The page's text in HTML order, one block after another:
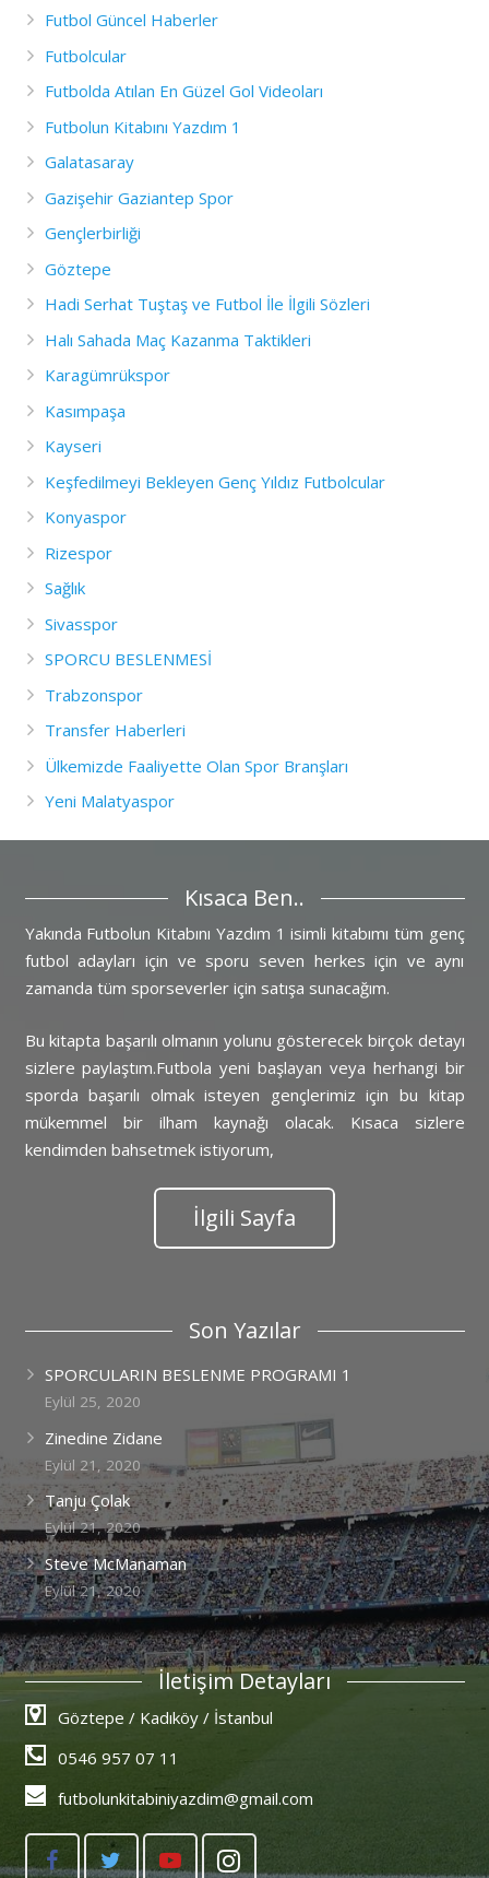
Futbol Güncel Haberler
Futbolcular
Futbolda Atılan En Güzel Gol Videoları
Futbolun Kitabını Yazdım 1
Galatasaray
Gazişehir Gaziantep Spor
Gençlerbirliği
Göztepe
Hadi Serhat Tuştaş ve Futbol İle İlgili Sözleri
Halı Sahada Maç Kazanma Taktikleri
Karagümrükspor
Kasımpaşa
Kayseri
Keşfedilmeyi Bekleyen Genç Yıldız Futbolcular
Konyaspor
Rizespor
Sağlık
Sivasspor
SPORCU BESLENMESİ
Trabzonspor
Transfer Haberleri
Ülkemizde Faaliyette Olan Spor Branşları
Yeni Malatyaspor
Kısaca Ben..
Yakında Futbolun Kitabını Yazdım 1 isimli kitabımı tüm genç
futbol adayları için ve sporu seven herkes için ve aynı
zamanda tüm sporseverler için satışa sunacağım.
Bu kitapta başarılı olmanın yolunu gösterecek birçok detayı
sizlere paylaştım.Futbola yeni başlayan veya herhangi bir
sporda başarılı olmak isteyen gençlerimiz için bu kitap
mükemmel bir ilham kaynağı olacak. Kısaca sizlere
kendimden bahsetmek istiyorum,
İlgili Sayfa
Son Yazılar
SPORCULARIN BESLENME PROGRAMI 1
Eylül 25, 2020
Zinedine Zidane
Eylül 21, 2020
Tanju Çolak
Eylül 21, 2020
Steve McManaman
Eylül 21, 2020
İletişim Detayları
Göztepe / Kadıköy / İstanbul
0546 957 07 11
futbolunkitabiniyazdim@gmail.com